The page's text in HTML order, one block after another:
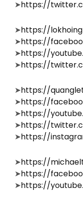
➤https://
➤https://
➤https://
➤https://
➤https://
➤https://
➤https://
➤https://
➤https://
➤https://
➤https://
➤https://
➤https://